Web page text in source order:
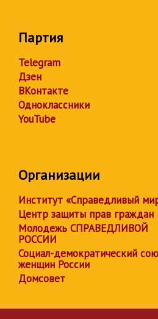
Партия
Telegram
Дзен
ВКонтакте
Одноклассники
YouTube
Организации
Институт «Справедливый
Центр защиты прав граждан
Молодежь СПРАВЕДЛИВОЙ
РОССИИ
Социал-демократический
женщин России
Домсовет